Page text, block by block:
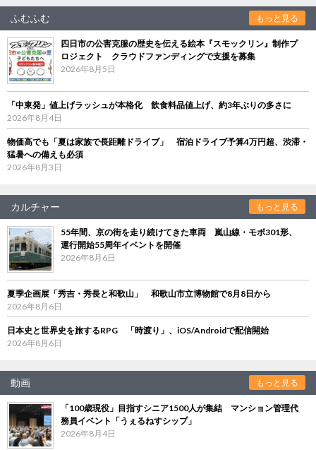
ふむふむ もっと見る
四日市の公害克服の歴史を伝える絵本『スモックリン』制作プ
ロジェクト クラウドファンディングで支援を募集
2026年8月5日
「中東発」値上げラッシュが本格化 飲食料品値上げ、約3年ぶりの多さに
2026年8月4日
物価高でも「夏は家族で長距離ドライブ」 宿泊ドライブ予算4万円超、渋滞・
猛暑への備えも必須
2026年8月3日
カルチャー もっと見る
55年間、京の街を走り続けてきた車両 嵐山線・モボ301形、
運行開始55周年イベントを開催
2026年8月6日
夏季企画展「秀吉・秀長と和歌山」 和歌山市立博物館で8月8日から
2026年8月6日
日本史と世界史を旅するRPG 「時渡り」、iOS/Androidで配信開始
2026年8月6日
動画 もっと見る
「100歳現役」目指すシニア1500人が集結 マンション管理代
務員イベント「うぇるねすシップ」
2026年8月4日